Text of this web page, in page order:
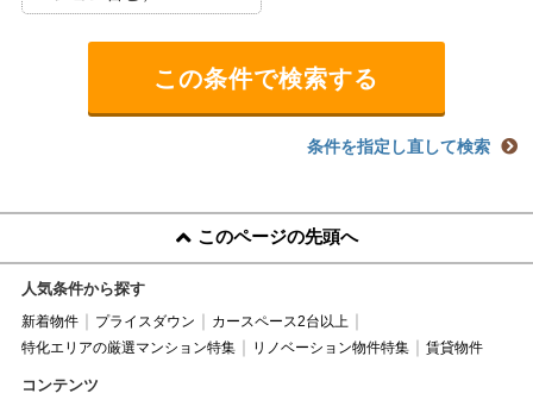
条件を指定し直して検索
このページの先頭へ
人気条件から探す
新着物件 プライスダウン
カースペース2台以上
特化エリアの厳選マンション特集
リノベーション物件特集 賃貸物件
コンテンツ